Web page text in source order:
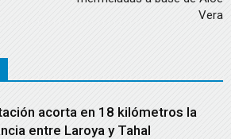
Vera
acorta en 18 kilómetros la
entre Laroya y Tahal